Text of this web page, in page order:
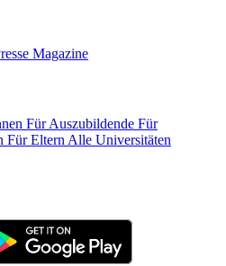
Magazine
Für Auszubildende Für
Für Eltern Alle Universitäten